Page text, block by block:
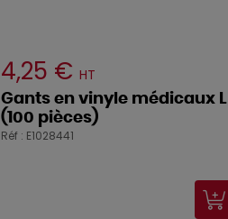
4,25 € HT
Gants en vinyle médicaux L
(100 pièces)
Réf : E1028441